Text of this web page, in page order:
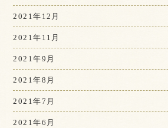
2021年12月
2021年11月
2021年9月
2021年8月
2021年7月
2021年6月